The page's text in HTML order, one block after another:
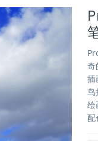
奇
插
鸟
绘
配